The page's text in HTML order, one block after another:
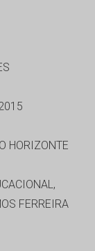
HORIZONTE
FERREIRA